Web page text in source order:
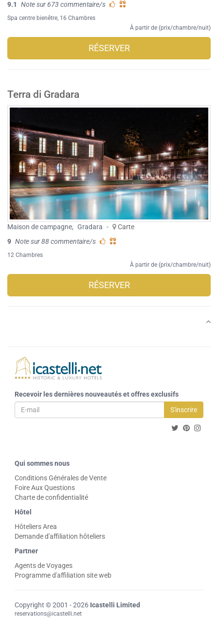
9.1
Note sur 673 commentaire/s
Spa centre bienêtre, 16 Chambres
À partir de (prix/chambre/nuit)
RÉSERVER
Terra di Gradara
Maison de campagne, Gradara -
Carte
9 Note sur 88 commentaire/s
12 Chambres
À partir de (prix/chambre/nuit)
RÉSERVER
Recevoir les dernières nouveautés et offres exclusifs
S'inscrire
Qui sommes nous
Conditions Générales de Vente
Foire Aux Questions
Charte de confidentialité
Hôtel
Hôteliers Area
Demande d'affiliation hôteliers
Partner
Agents de Voyages
Programme d'affiliation site web
Copyright © 2001 - 2026 Icastelli Limited
reservations@icastelli.net